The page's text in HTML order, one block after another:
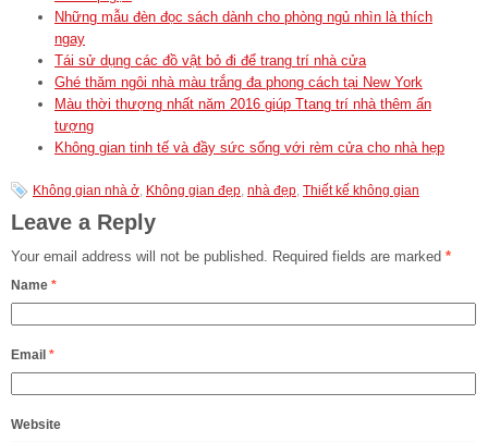
Những mẫu đèn đọc sách dành cho phòng ngủ nhìn là thích
ngay
Tái sử dụng các đồ vật bỏ đi để trang trí nhà cửa
Ghé thăm ngôi nhà màu trắng đa phong cách tại New York
Màu thời thượng nhất năm 2016 giúp Ttang trí nhà thêm ấn
tượng
Không gian tinh tế và đầy sức sống với rèm cửa cho nhà hẹp
Không gian nhà ở Không gian đẹp nhà đẹp Thiết kế không gian
Leave a Reply
Your email address will not be published. Required fields are marked *
Name *
Email *
Website